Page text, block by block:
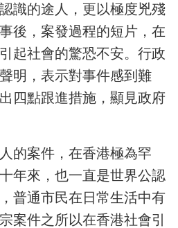
識的途人，更以極度兇殘
後，案發過程的短片，在
起社會的驚恐不安。行政
明，表示對事件感到難
四點跟進措施，顯見政府
的案件，在香港極為罕
年來，也一直是世界公認
普通市民在日常生活中有
案件之所以在香港社會引